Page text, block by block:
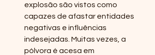
explosão são vistos como
capazes de afastar entidades
negativas e influências
indesejadas. Muitas vezes, a
pólvora é acesa em